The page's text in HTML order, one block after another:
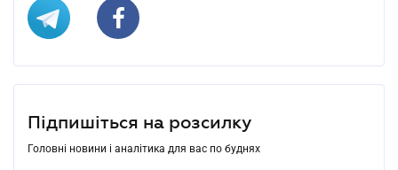
Підпишіться на розсилку
Головні новини і аналітика для вас по буднях